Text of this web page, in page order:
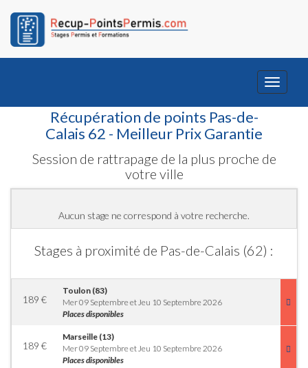
Toggle
Récupération de points Pas-de-
Calais 62 - Meilleur Prix Garantie
Session de rattrapage de la plus proche de
votre ville
Aucun stage ne correspond à votre recherche.
Stages à proximité de Pas-de-Calais (62) :
189 €
Toulon (83)
Mer 09 Septembre et Jeu 10 Septembre 2026
Places disponibles
189 €
Marseille (13)
Mer 09 Septembre et Jeu 10 Septembre 2026
Places disponibles